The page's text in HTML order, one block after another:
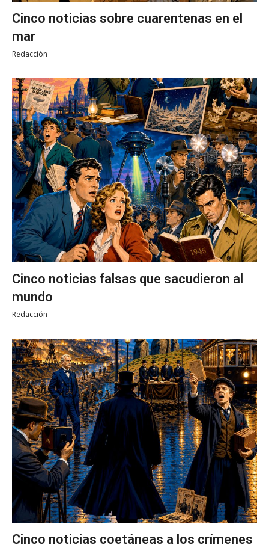
Cinco noticias sobre cuarentenas en el
mar
Redacción
Cinco noticias falsas que sacudieron al
mundo
Redacción
Cinco noticias coetáneas a los crímenes